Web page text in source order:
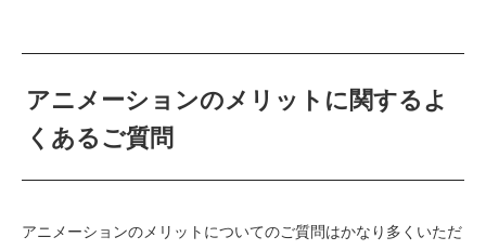
アニメーションのメリットに関するよ
くあるご質問
アニメーションのメリットについてのご質問はかなり多くいただ